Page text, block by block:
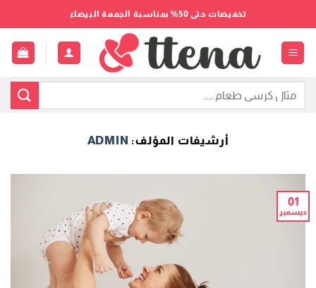
للمحتوى
تخفيضات حتى 50% بمناسبة الجمعة البيضاء
أرشيفات المؤلف: ADMIN
01
ديسمبر